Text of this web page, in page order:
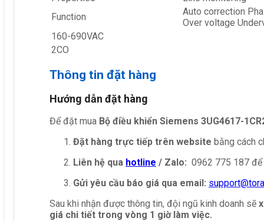
Function
Auto correction
Over voltage
160-690VAC
2CO
Thông tin đặt hàng
Hướng dẫn đặt hàng
Để đặt mua Bộ điều khiển Siemens 3UG4617-
Đặt hàng trực tiếp trên website bằng cách
Liên hệ qua hotline / Zalo: 0962 775 187
Gửi yêu cầu báo giá qua email:
Sau khi nhận được thông tin, đội ngũ kinh doanh sẽ
giá chi tiết trong vòng 1 giờ làm việc.